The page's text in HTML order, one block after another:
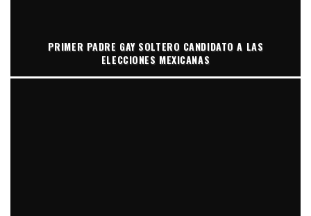
PRIMER PADRE GAY SOLTERO CANDIDATO A LAS
ELECCIONES MEXICANAS